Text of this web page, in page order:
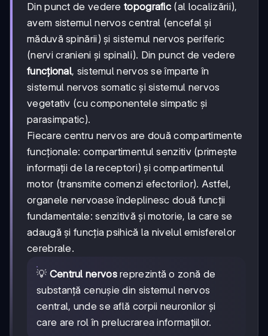
Din punct de vedere topografic (al localizării),
avem sistemul nervos central (encefal și
măduvă spinării) și sistemul nervos periferic
(nervi cranieni și spinali). Din punct de vedere
funcțional, sistemul nervos se împarte în
sistemul nervos somatic și sistemul nervos
vegetativ (cu componentele simpatic și
parasimpatic).
Fiecare centru nervos are două compartimente
funcționale: compartimentul senzitiv (primește
informații de la receptori) și compartimentul
motor (transmite comenzi efectorilor). Astfel,
organele nervoase îndeplinesc două funcții
fundamentale: senzitivă și motorie, la care se
adaugă și funcția psihică la nivelul emisferelor
cerebrale.
💡 Centrul nervosreprezintă o zonă de
substanță cenușie din sistemul nervos
central, unde se află corpii neuronilor și
care are rol în prelucrarea informațiilor.